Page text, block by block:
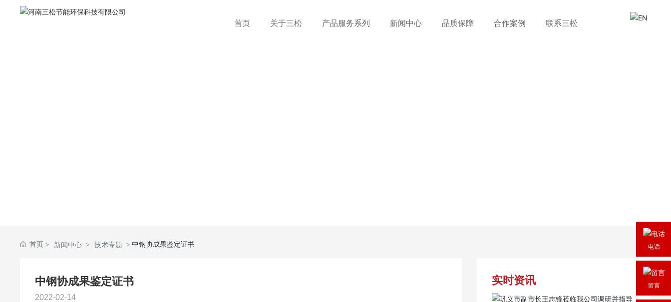
首页 关于三松 产品服务系列 新闻中心 品质保障 合作案例 联系三松
首页 新闻中心 技术专题 中钢协成果鉴定证书
中钢协成果鉴定证书
2022-02-14
实时资讯
电话
留言